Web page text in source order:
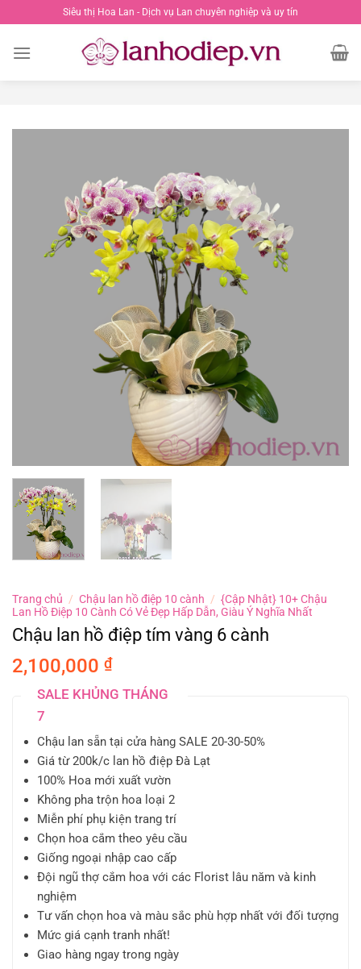
đến
nội
Siêu thị Hoa Lan - Dịch vụ Lan chuyên nghiệp và uy tín
Trang chủ / Chậu lan hồ điệp 10 cành / {Cập Nhật} 10+ Chậu
Lan Hồ Điệp 10 Cành Có Vẻ Đẹp Hấp Dẫn, Giàu Ý Nghĩa Nhất
Chậu lan hồ điệp tím vàng 6 cành
2,100,000 ₫
SALE KHỦNG THÁNG
7
Chậu lan sẵn tại cửa hàng SALE 20-30-50%
Giá từ 200k/c lan hồ điệp Đà Lạt
100% Hoa mới xuất vườn
Không pha trộn hoa loại 2
Miễn phí phụ kiện trang trí
Chọn hoa cắm theo yêu cầu
Giống ngoại nhập cao cấp
Đội ngũ thợ cắm hoa với các Florist lâu năm và kinh
nghiệm
Tư vấn chọn hoa và màu sắc phù hợp nhất với đối tượng
Mức giá cạnh tranh nhất!
Giao hàng ngay trong ngày